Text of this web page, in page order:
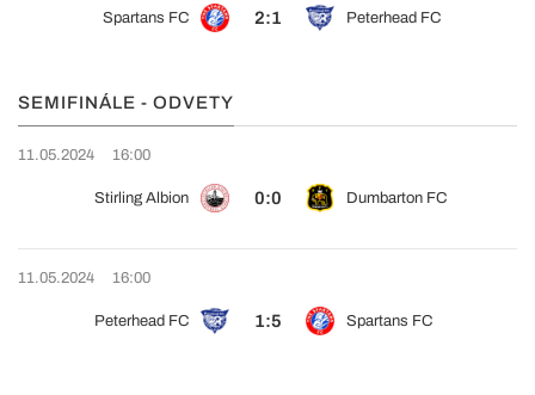
Spartans FC 2:1 Peterhead FC
SEMIFINÁLE - ODVETY
11.05.2024 16:00
Stirling Albion 0:0 Dumbarton FC
11.05.2024 16:00
Peterhead FC 1:5 Spartans FC